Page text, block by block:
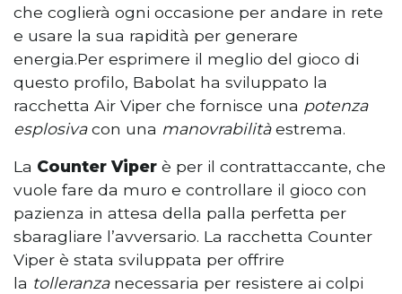
che coglierà ogni occasione per andare in rete
e usare la sua rapidità per generare
energia.Per esprimere il meglio del gioco di
questo profilo, Babolat ha sviluppato la
racchetta Air Viper che fornisce una potenza
esplosivacon una manovrabilitàestrema.
La Counter Viper è per il contrattaccante, che
vuole fare da muro e controllare il gioco con
pazienza in attesa della palla perfetta per
sbaragliare l’avversario. La racchetta Counter
Viper è stata sviluppata per offrire
la tolleranzanecessaria per resistere ai colpi